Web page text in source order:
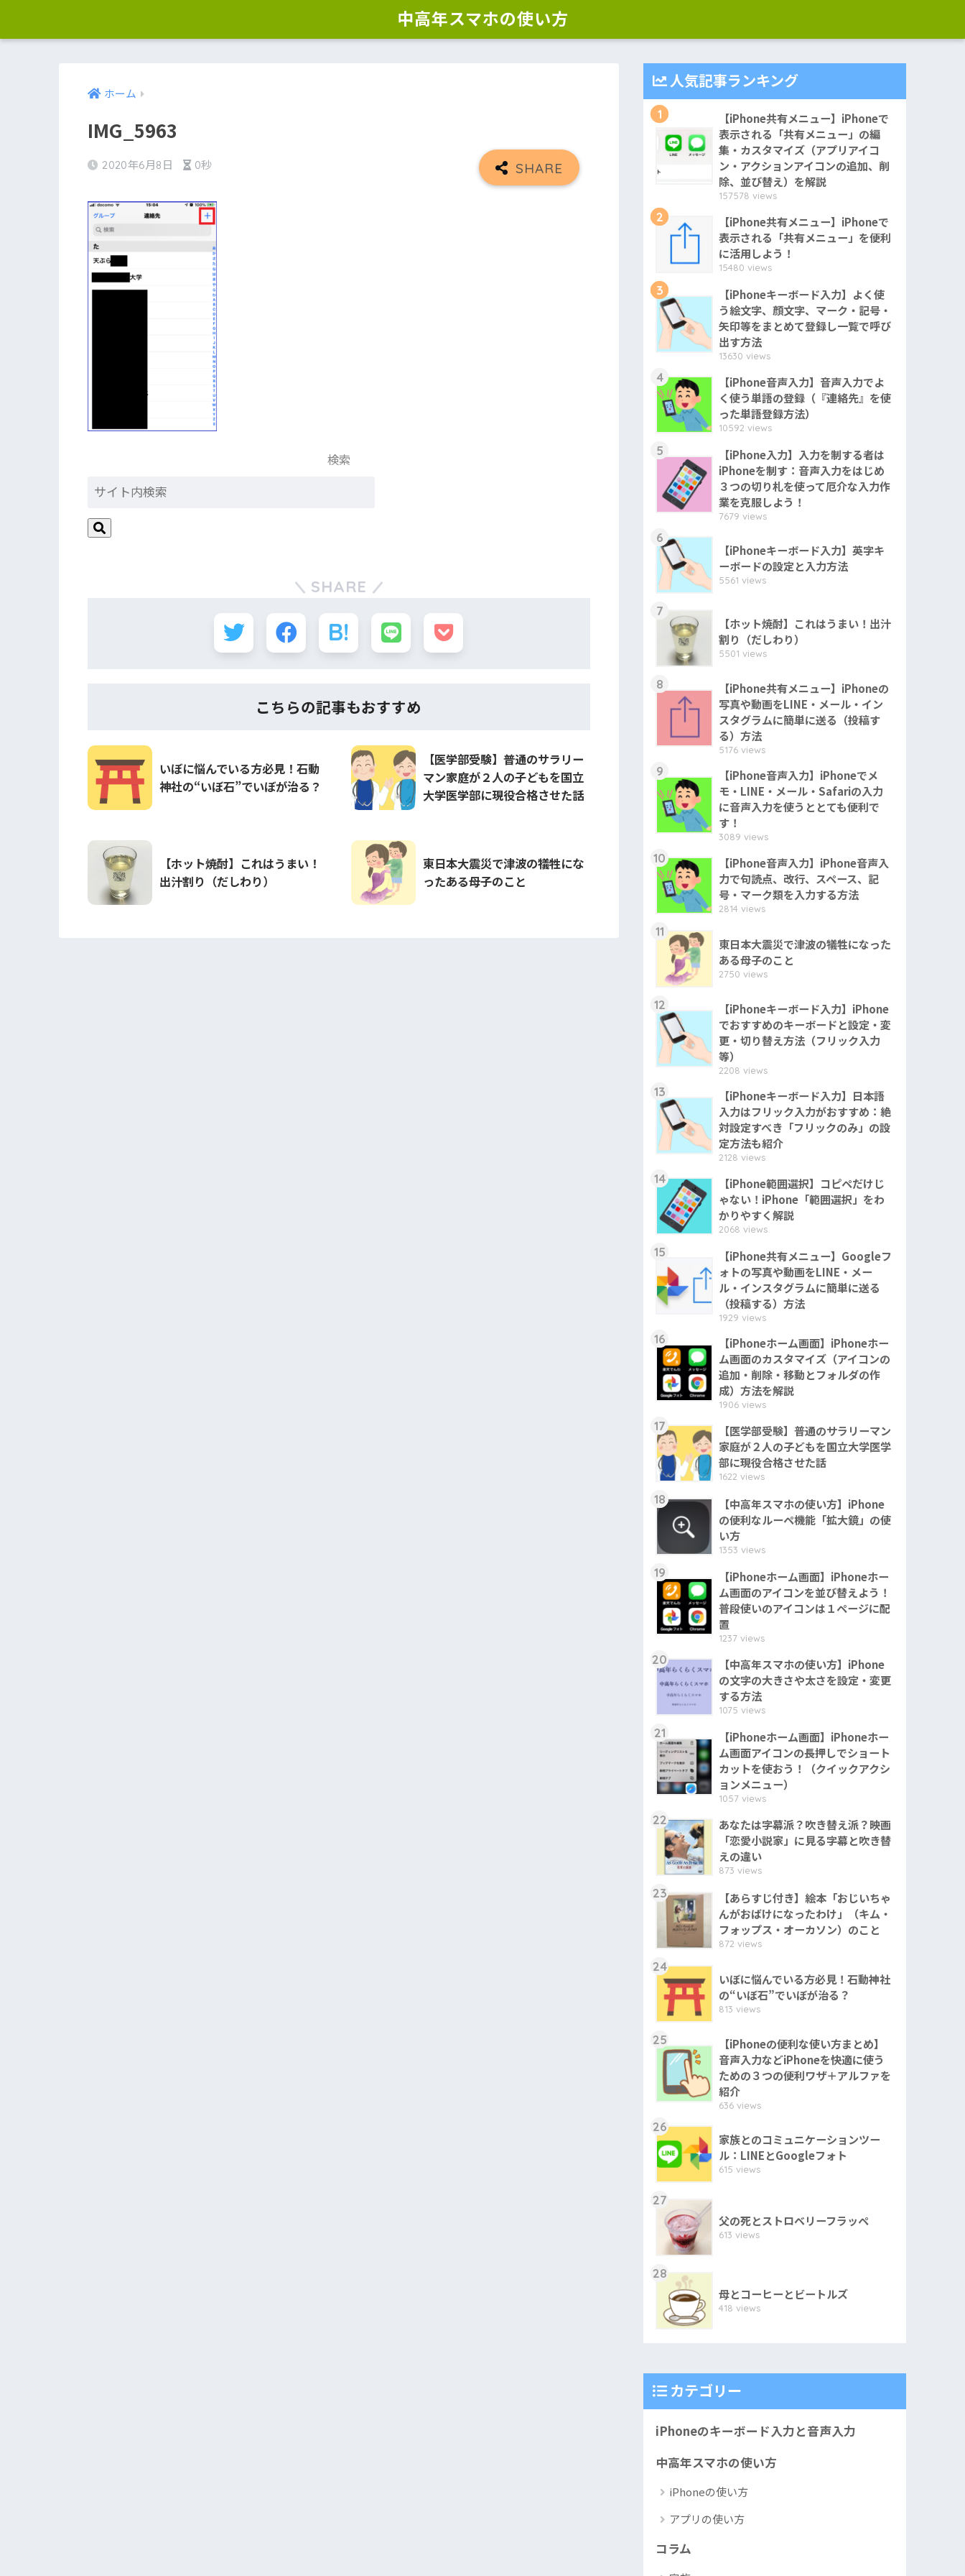
中高年スマホの使い方
ホーム
IMG_5963
2020年6月8日 0秒
検索
SHARE
こちらの記事もおすすめ
いぼに悩んでいる方必見！石動
神社の“いぼ石”でいぼが治る？
【医学部受験】普通のサラリー
マン家庭が２人の子どもを国立
大学医学部に現役合格させた話
【ホット焼酎】これはうまい！
出汁割り（だしわり）
東日本大震災で津波の犠牲にな
ったある母子のこと
人気記事ランキング
1
【iPhone共有メニュー】iPhoneで
表示される「共有メニュー」の編
集・カスタマイズ（アプリアイコ
ン・アクションアイコンの追加、削
除、並び替え）を解説
157578 views
2
【iPhone共有メニュー】iPhoneで
表示される「共有メニュー」を便利
に活用しよう！
15480 views
3
【iPhoneキーボード入力】よく使
う絵文字、顔文字、マーク・記号・
矢印等をまとめて登録し一覧で呼び
出す方法
13630 views
4
【iPhone音声入力】音声入力でよ
く使う単語の登録（『連絡先』を使
った単語登録方法）
10592 views
5
【iPhone入力】入力を制する者は
iPhoneを制す：音声入力をはじめ
３つの切り札を使って厄介な入力作
業を克服しよう！
7679 views
6
【iPhoneキーボード入力】英字キ
ーボードの設定と入力方法
5561 views
7
【ホット焼酎】これはうまい！出汁
割り（だしわり）
5501 views
8
【iPhone共有メニュー】iPhoneの
写真や動画をLINE・メール・イン
スタグラムに簡単に送る（投稿す
る）方法
5176 views
9
【iPhone音声入力】iPhoneでメ
モ・LINE・メール・Safariの入力
に音声入力を使うととても便利で
す！
3089 views
10
【iPhone音声入力】iPhone音声入
力で句読点、改行、スペース、記
号・マーク類を入力する方法
2814 views
11
東日本大震災で津波の犠牲になった
ある母子のこと
2750 views
12
【iPhoneキーボード入力】iPhone
でおすすめのキーボードと設定・変
更・切り替え方法（フリック入力
等）
2208 views
13
【iPhoneキーボード入力】日本語
入力はフリック入力がおすすめ：絶
対設定すべき「フリックのみ」の設
定方法も紹介
2128 views
14
【iPhone範囲選択】コピペだけじ
ゃない！iPhone「範囲選択」をわ
かりやすく解説
2068 views
15
【iPhone共有メニュー】Googleフ
ォトの写真や動画をLINE・メー
ル・インスタグラムに簡単に送る
（投稿する）方法
1929 views
16
【iPhoneホーム画面】iPhoneホー
ム画面のカスタマイズ（アイコンの
追加・削除・移動とフォルダの作
成）方法を解説
1906 views
17
【医学部受験】普通のサラリーマン
家庭が２人の子どもを国立大学医学
部に現役合格させた話
1622 views
18
【中高年スマホの使い方】iPhone
の便利なルーペ機能「拡大鏡」の使
い方
1353 views
19
【iPhoneホーム画面】iPhoneホー
ム画面のアイコンを並び替えよう！
普段使いのアイコンは１ページに配
置
1237 views
20
【中高年スマホの使い方】iPhone
の文字の大きさや太さを設定・変更
する方法
1075 views
21
【iPhoneホーム画面】iPhoneホー
ム画面アイコンの長押しでショート
カットを使おう！（クイックアクシ
ョンメニュー）
1057 views
22
あなたは字幕派？吹き替え派？映画
「恋愛小説家」に見る字幕と吹き替
えの違い
873 views
23
【あらすじ付き】絵本「おじいちゃ
んがおばけになったわけ」（キム・
フォップス・オーカソン）のこと
872 views
24
いぼに悩んでいる方必見！石動神社
の“いぼ石”でいぼが治る？
813 views
25
【iPhoneの便利な使い方まとめ】
音声入力などiPhoneを快適に使う
ための３つの便利ワザ＋アルファを
紹介
636 views
26
家族とのコミュニケーションツー
ル：LINEとGoogleフォト
615 views
27
父の死とストロベリーフラッペ
613 views
28
母とコーヒーとビートルズ
418 views
カテゴリー
iPhoneのキーボード入力と音声入力
中高年スマホの使い方
iPhoneの使い方
アプリの使い方
コラム